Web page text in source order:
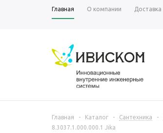
Главная О компании Доставка
Главная - Каталог - Сантехника -
8.3037.1.000.000.1 Jika